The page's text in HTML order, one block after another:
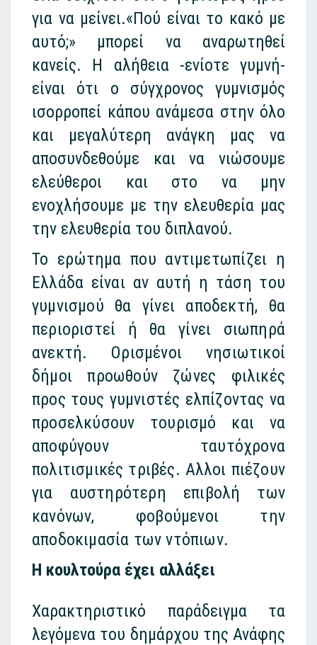
για να μείνει.«Πού είναι το κακό με
αυτό;» μπορεί να αναρωτηθεί
κανείς. Η αλήθεια -ενίοτε γυμνή-
είναι ότι ο σύγχρονος γυμνισμός
ισορροπεί κάπου ανάμεσα στην όλο
και μεγαλύτερη ανάγκη μας να
αποσυνδεθούμε και να νιώσουμε
ελεύθεροι και στο να μην
ενοχλήσουμε με την ελευθερία μας
την ελευθερία του διπλανού.
Το ερώτημα που αντιμετωπίζει η
Ελλάδα είναι αν αυτή η τάση του
γυμνισμού θα γίνει αποδεκτή, θα
περιοριστεί ή θα γίνει σιωπηρά
ανεκτή. Ορισμένοι νησιωτικοί
δήμοι προωθούν ζώνες φιλικές
προς τους γυμνιστές ελπίζοντας να
προσελκύσουν τουρισμό και να
αποφύγουν ταυτόχρονα
πολιτισμικές τριβές. Αλλοι πιέζουν
για αυστηρότερη επιβολή των
κανόνων, φοβούμενοι την
αποδοκιμασία των ντόπιων.
Η κουλτούρα έχει αλλάξει
Χαρακτηριστικό παράδειγμα τα
λεγόμενα του δημάρχου της Ανάφης